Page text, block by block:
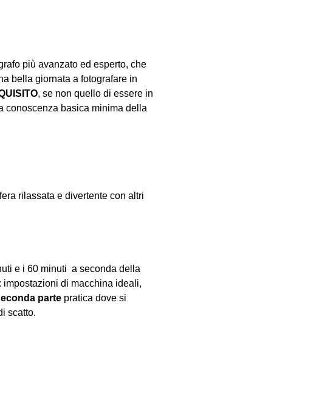
più avanzato ed esperto, che
bella giornata a fotografare in
, se non quello di essere in
conoscenza basica minima della
rilassata e divertente con altri
e i 60 minuti  a seconda della
di macchina ideali,
parte pratica dove si
scatto.